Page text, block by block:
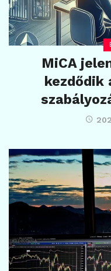
MiCA
kezdődik